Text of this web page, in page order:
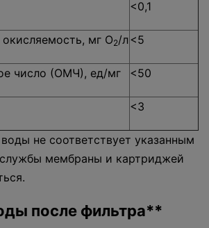
<0,1
окисляемость, мг О2/л <5
число (ОМЧ), ед/мг <50
<3
не соответствует указанным
мембраны и картриджей
после фильтра**